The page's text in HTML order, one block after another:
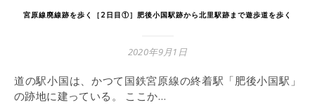
宮原線廃線跡を歩く［2日目①］肥後小国駅跡から北里駅跡まで遊歩道を歩く
2020年9月1日
道の駅小国は、かつて国鉄宮原線の終着駅「肥後小国駅」
の跡地に建っている。 ここか…